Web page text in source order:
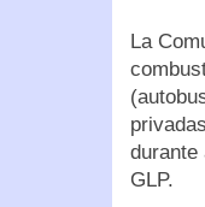
La
durante
GLP.